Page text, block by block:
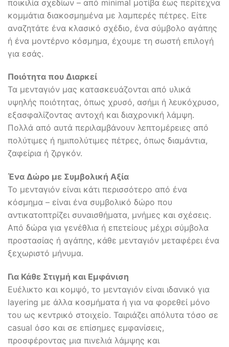
ποικιλία σχεδίων – από minimal μοτίβα έως περίτεχνα
κομμάτια διακοσμημένα με λαμπερές πέτρες. Είτε
αναζητάτε ένα κλασικό σχέδιο, ένα σύμβολο αγάπης
ή ένα μοντέρνο κόσμημα, έχουμε τη σωστή επιλογή
για εσάς.
Ποιότητα που Διαρκεί
Τα μενταγιόν μας κατασκευάζονται από υλικά
υψηλής ποιότητας, όπως χρυσό, ασήμι ή λευκόχρυσο,
εξασφαλίζοντας αντοχή και διαχρονική λάμψη.
Πολλά από αυτά περιλαμβάνουν λεπτομέρειες από
πολύτιμες ή ημιπολύτιμες πέτρες, όπως διαμάντια,
ζαφείρια ή ζιργκόν.
Ένα Δώρο με Συμβολική Αξία
Το μενταγιόν είναι κάτι περισσότερο από ένα
κόσμημα – είναι ένα συμβολικό δώρο που
αντικατοπτρίζει συναισθήματα, μνήμες και σχέσεις.
Από δώρα για γενέθλια ή επετείους μέχρι σύμβολα
προστασίας ή αγάπης, κάθε μενταγιόν μεταφέρει ένα
ξεχωριστό μήνυμα.
Για Κάθε Στιγμή και Εμφάνιση
Ευέλικτο και κομψό, το μενταγιόν είναι ιδανικό για
layering με άλλα κοσμήματα ή για να φορεθεί μόνο
του ως κεντρικό στοιχείο. Ταιριάζει απόλυτα τόσο σε
casual όσο και σε επίσημες εμφανίσεις,
προσφέροντας μια πινελιά λάμψης και